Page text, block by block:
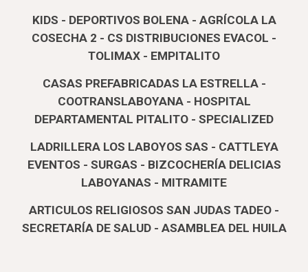
KIDS - DEPORTIVOS BOLENA - AGRÍCOLA LA
COSECHA 2 - CS DISTRIBUCIONES EVACOL -
TOLIMAX - EMPITALITO
CASAS PREFABRICADAS LA ESTRELLA -
COOTRANSLABOYANA - HOSPITAL
DEPARTAMENTAL PITALITO - SPECIALIZED
LADRILLERA LOS LABOYOS SAS - CATTLEYA
EVENTOS - SURGAS - BIZCOCHERÍA DELICIAS
LABOYANAS - MITRAMITE
ARTICULOS RELIGIOSOS SAN JUDAS TADEO -
SECRETARÍA DE SALUD - ASAMBLEA DEL HUILA